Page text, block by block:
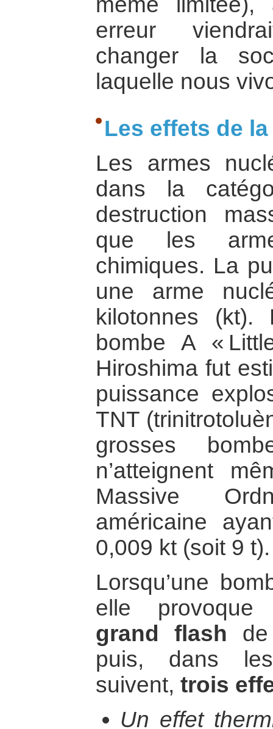
erreur
changer la
laquelle nous
Les effets de
Les armes
dans la
destruction
que les
chimiques. La
une arme
kilotonnes
bombe A «
Hiroshima fut
puissance
TNT
grosses
n’atteignent
Massive
américaine
0,009 kt (soit 9 t).
Lorsqu’une
elle provoque
grand flash de
puis, dans
suivent, trois
Un effet